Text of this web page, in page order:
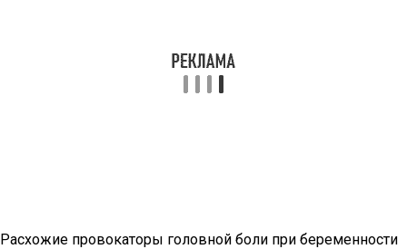
Расхожие провокаторы головной боли при беременности